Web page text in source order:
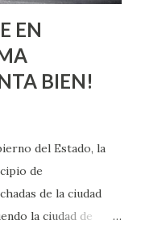
EN
BIEN!
del Estado, la
de
de la ciudad
la ciudad de